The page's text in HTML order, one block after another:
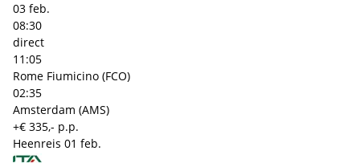
03 feb.
08:30
direct
11:05
Rome Fiumicino (FCO)
02:35
Amsterdam (AMS)
+€ 335,- p.p.
Heenreis 01 feb.